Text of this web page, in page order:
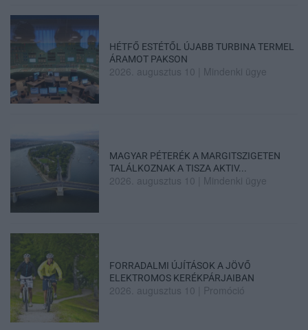
HÉTFŐ ESTÉTŐL ÚJABB TURBINA TERMEL
ÁRAMOT PAKSON
2026. augusztus 10 Mindenki ügye
MAGYAR PÉTERÉK A MARGITSZIGETEN
TALÁLKOZNAK A TISZA AKTIV...
2026. augusztus 10 Mindenki ügye
FORRADALMI ÚJÍTÁSOK A JÖVŐ
ELEKTROMOS KERÉKPÁRJAIBAN
2026. augusztus 10 Promóció